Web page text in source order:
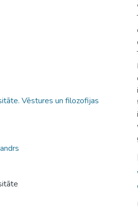
Vēstures un filozofijas